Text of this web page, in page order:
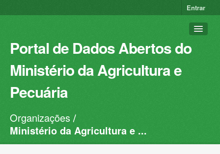
Entrar
Portal de Dados Abertos do
Ministério da Agricultura e
Pecuária
Conjuntos de dados
Organizações
Organizações
Ministério da Agricultura e ...